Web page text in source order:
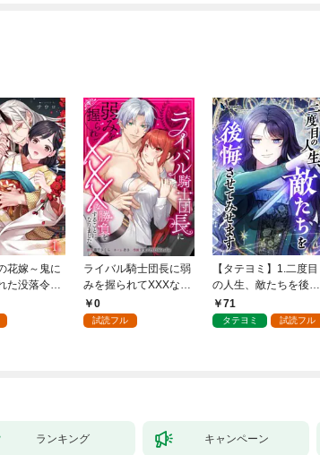
花嫁～鬼に
た没落令嬢
ライバル騎士団長に弱
みを握られてXXXな勝
負をすることになりま
した第1話
0
試読フル
【タテヨミ】1.二度目
の人生、敵たちを後悔
させてみせます
71
タテヨミ 試読フル
ランキング キャンペーン